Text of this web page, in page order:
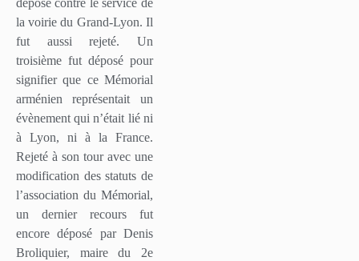
déposé contre le service de
la voirie du Grand-Lyon. Il
fut aussi rejeté. Un
troisième fut déposé pour
signifier que ce Mémorial
arménien représentait un
évènement qui n’était lié ni
à Lyon, ni à la France.
Rejeté à son tour avec une
modification des statuts de
l’association du Mémorial,
un dernier recours fut
encore déposé par Denis
Broliquier, maire du 2e